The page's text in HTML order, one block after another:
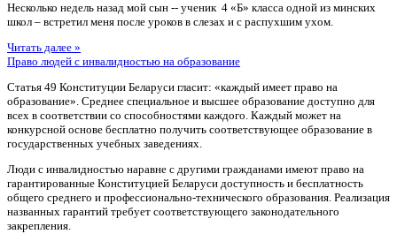
Несколько недель назад мой сын -- ученик 4 «Б» класса одной из минских
школ – встретил меня после уроков в слезах и с распухшим ухом.
Читать далее »
Право людей с инвалидностью на образование
Статья 49 Конституции Беларуси гласит: «каждый имеет право на
образование». Среднее специальное и высшее образование доступно для
всех в соответствии со способностями каждого. Каждый может на
конкурсной основе бесплатно получить соответствующее образование в
государственных учебных заведениях.
Люди с инвалидностью наравне с другими гражданами имеют право на
гарантированные Конституцией Беларуси доступность и бесплатность
общего среднего и профессионально-технического образования. Реализация
названных гарантий требует соответствующего законодательного
закрепления.